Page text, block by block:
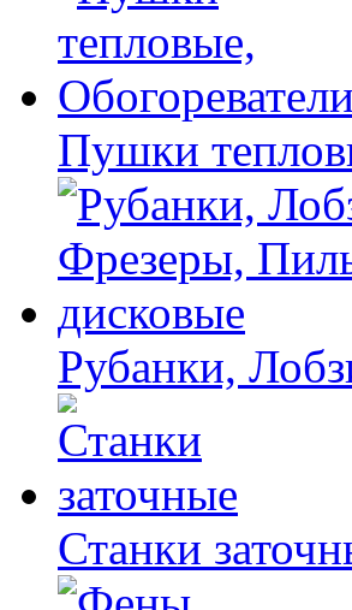
Пушки
Рубанки,
Станки